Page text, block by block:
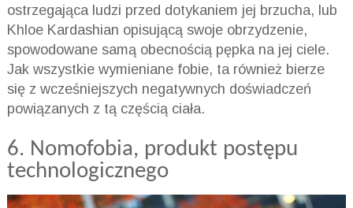
ostrzegająca ludzi przed dotykaniem jej brzucha, lub
Khloe Kardashian opisującą swoje obrzydzenie,
spowodowane samą obecnością pępka na jej ciele.
Jak wszystkie wymieniane fobie, ta również bierze
się z wcześniejszych negatywnych doświadczeń
powiązanych z tą częścią ciała.
6. Nomofobia, produkt postępu
technologicznego